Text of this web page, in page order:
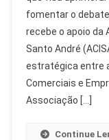
fomentar o
recebe o apoio da
Santo André
estratégica entre
Comerciais e
Associação […]
Continue